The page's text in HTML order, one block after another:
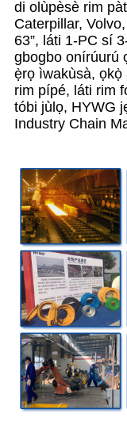
di olùpèsè rim
Caterpillar,
63”, láti 1-PC sí
gbogbo onírúurú
ẹ̀rọ ìwakùsà, ọkọ̀
rim pípé, láti rim
tóbi jùlọ, HYWG
Industry Chain